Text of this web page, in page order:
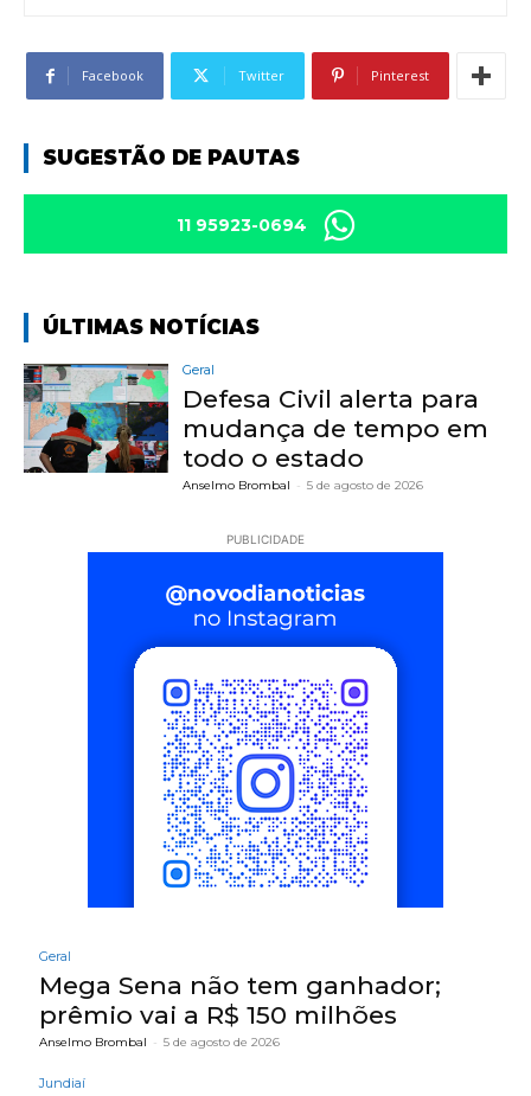
Facebook Twitter Pinterest
SUGESTÃO DE PAUTAS
11 95923-0694
ÚLTIMAS NOTÍCIAS
Geral
Defesa Civil alerta para
mudança de tempo em
todo o estado
Anselmo Brombal - 5 de agosto de 2026
PUBLICIDADE
Geral
Mega Sena não tem ganhador;
prêmio vai a R$ 150 milhões
Anselmo Brombal - 5 de agosto de 2026
Jundiaí